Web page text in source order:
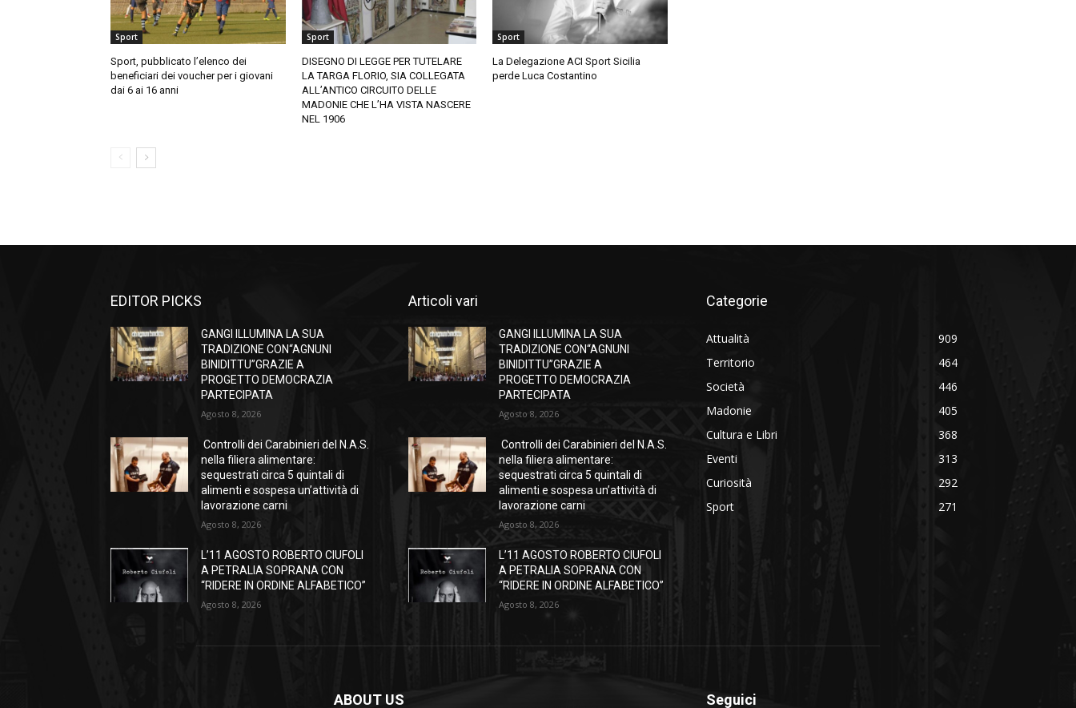
Sport
Sport, pubblicato l’elenco dei
beneficiari dei voucher per i giovani
dai 6 ai 16 anni
Sport
DISEGNO DI LEGGE PER TUTELARE
LA TARGA FLORIO, SIA COLLEGATA
ALL’ANTICO CIRCUITO DELLE
MADONIE CHE L’HA VISTA NASCERE
NEL 1906
Sport
La Delegazione ACI Sport Sicilia
perde Luca Costantino
EDITOR PICKS
GANGI ILLUMINA LA SUA
TRADIZIONE CON“AGNUNI
BINIDITTU”GRAZIE A
PROGETTO DEMOCRAZIA
PARTECIPATA
Agosto 8, 2026
Controlli dei Carabinieri del N.A.S.
nella filiera alimentare:
sequestrati circa 5 quintali di
alimenti e sospesa un’attività di
lavorazione carni
Agosto 8, 2026
L’11 AGOSTO ROBERTO CIUFOLI
A PETRALIA SOPRANA CON
“RIDERE IN ORDINE ALFABETICO”
Agosto 8, 2026
Articoli vari
GANGI ILLUMINA LA SUA
TRADIZIONE CON“AGNUNI
BINIDITTU”GRAZIE A
PROGETTO DEMOCRAZIA
PARTECIPATA
Agosto 8, 2026
Controlli dei Carabinieri del N.A.S.
nella filiera alimentare:
sequestrati circa 5 quintali di
alimenti e sospesa un’attività di
lavorazione carni
Agosto 8, 2026
L’11 AGOSTO ROBERTO CIUFOLI
A PETRALIA SOPRANA CON
“RIDERE IN ORDINE ALFABETICO”
Agosto 8, 2026
Categorie
Attualità
909
Territorio
464
Società
446
Madonie
405
Cultura e Libri
368
Eventi
313
Curiosità
292
Sport
271
ABOUT US Seguici